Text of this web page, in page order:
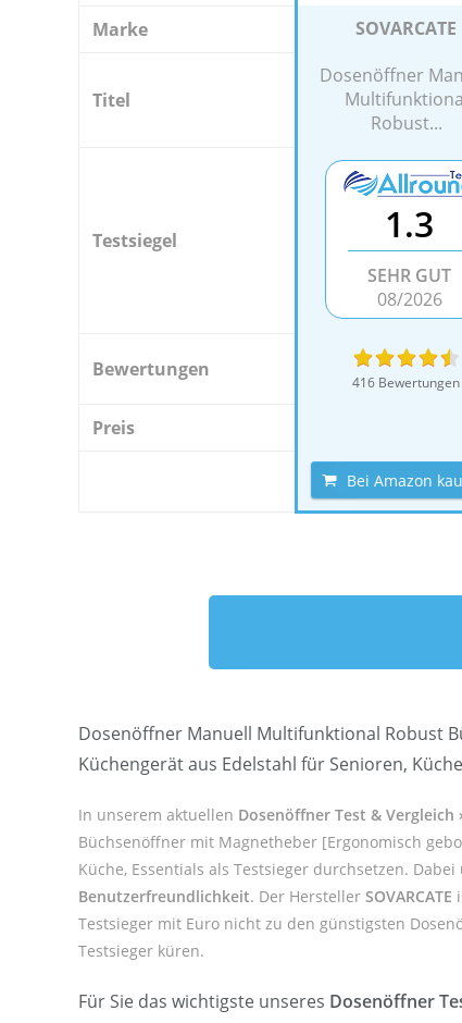
Marke SOVARCATE
Titel
Dosenöffner
Robust...
Testsiegel 1.3
SEHR GUT
08/2026
Bewertungen
416 Bewertungen
Preis
Bei Amazon
Dosenöffner Manuell Multifunktional Robust
Küchengerät aus Edelstahl für Senioren,
In unserem aktuellen Dosenöffner Test & Vergleich
Büchsenöffner mit Magnetheber [Ergonomisch
Küche, Essentials als Testsieger durchsetzen.
Benutzerfreundlichkeit. Der Hersteller SOVARCATE
Testsieger mit Euro nicht zu den günstigsten
Testsieger küren.
Für Sie das wichtigste unseres Dosenöffner